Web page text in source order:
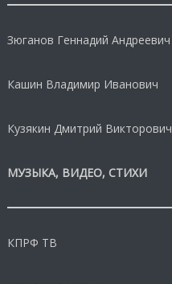
Зюганов Геннадий Андреевич
Кашин Владимир Иванович
Кузякин Дмитрий Викторович
МУЗЫКА, ВИДЕО, СТИХИ
КПРФ ТВ